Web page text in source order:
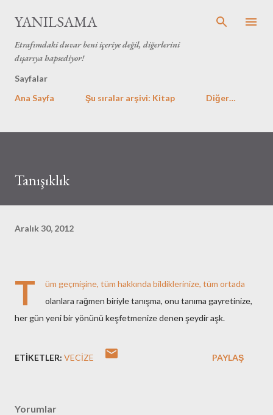
YANILSAMA
Etrafımdaki duvar beni içeriye değil, diğerlerini
dışarıya hapsediyor!
Sayfalar
Ana Sayfa
Şu sıralar arşivi: Kitap Diğer…
Tanışıklık
Aralık 30, 2012
T
üm geçmişine, tüm hakkında bildiklerinize, tüm ortada
olanlara rağmen biriyle tanışma, onu tanıma gayretinize,
her gün yeni bir yönünü keşfetmenize denen şeydir aşk.
ETIKETLER: VECIZE PAYLAŞ
Yorumlar